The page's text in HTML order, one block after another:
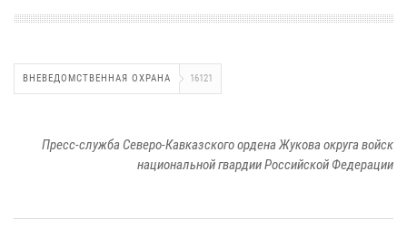
ВНЕВЕДОМСТВЕННАЯ ОХРАНА 16121
Пресс-служба Северо-Кавказского ордена Жукова округа войск
национальной гвардии Российской Федерации